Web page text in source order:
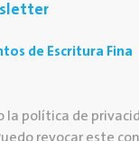
de Escritura Fina
la política de
revocar este